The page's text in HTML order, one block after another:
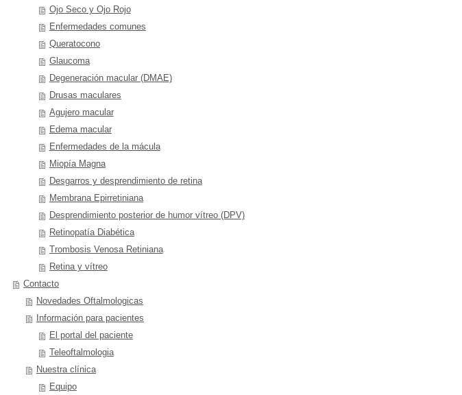
Ojo Seco y Ojo Rojo
Enfermedades comunes
Queratocono
Glaucoma
Degeneración macular (DMAE)
Drusas maculares
Agujero macular
Edema macular
Enfermedades de la mácula
Miopía Magna
Desgarros y desprendimiento de retina
Membrana Epirretiniana
Desprendimiento posterior de humor vítreo (DPV)
Retinopatía Diabética
Trombosis Venosa Retiniana
Retina y vítreo
Contacto
Novedades Oftalmologicas
Información para pacientes
El portal del paciente
Teleoftalmologia
Nuestra clínica
Equipo